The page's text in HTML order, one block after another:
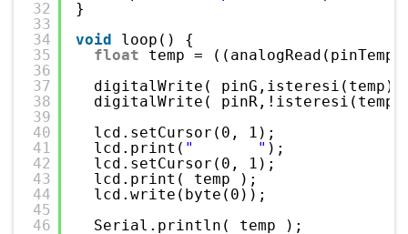
32
33
34
35
36
37
38
39
40
41
42
43
44
45
46
}
void
loop() {
float
temp =
digitalWrite( pinG,isteresi(temp)
digitalWrite(
lcd.setCursor(0, 1);
lcd.print( "       " );
lcd.setCursor(0, 1);
lcd.print( temp );
lcd.write(byte(0));
Serial.println( temp );